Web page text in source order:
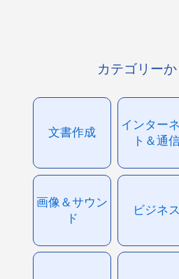
カテゴリー
文書作成
インター
ト＆通
画像＆サウン
ド
ビジネス